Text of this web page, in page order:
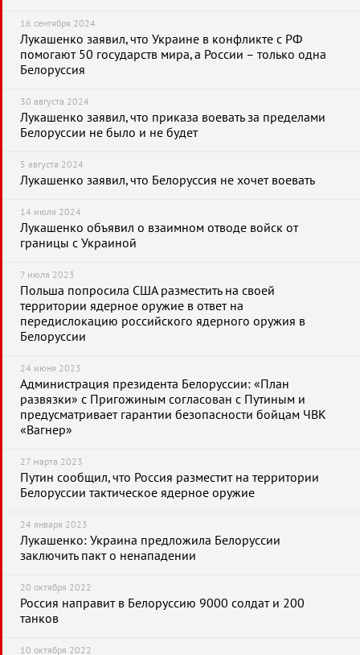
16 сентября 2024
Лукашенко заявил, что Украине в конфликте с РФ
помогают 50 государств мира, а России – только одна
Белоруссия
30 августа 2024
Лукашенко заявил, что приказа воевать за пределами
Белоруссии не было и не будет
5 августа 2024
Лукашенко заявил, что Белоруссия не хочет воевать
14 июля 2024
Лукашенко объявил о взаимном отводе войск от
границы с Украиной
7 июля 2023
Польша попросила США разместить на своей
территории ядерное оружие в ответ на
передислокацию российского ядерного оружия в
Белоруссии
24 июня 2023
Администрация президента Белоруссии: «План
развязки» с Пригожиным согласован с Путиным и
предусматривает гарантии безопасности бойцам ЧВК
«Вагнер»
27 марта 2023
Путин сообщил, что Россия разместит на территории
Белоруссии тактическое ядерное оружие
24 января 2023
Лукашенко: Украина предложила Белоруссии
заключить пакт о ненападении
20 октября 2022
Россия направит в Белоруссию 9000 солдат и 200
танков
10 октября 2022